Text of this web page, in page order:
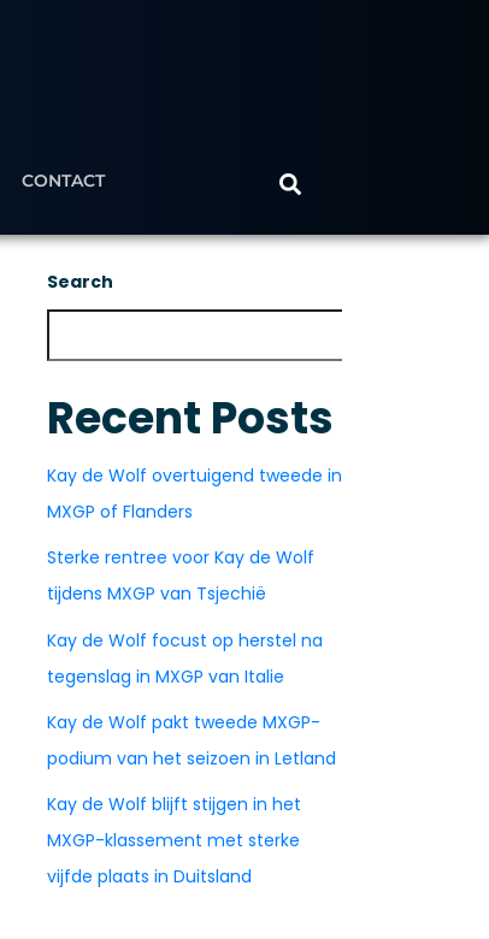
CONTACT
Search
Recent Posts
Kay de Wolf overtuigend tweede in
MXGP of Flanders
Sterke rentree voor Kay de Wolf
tijdens MXGP van Tsjechië
Kay de Wolf focust op herstel na
tegenslag in MXGP van Italie
Kay de Wolf pakt tweede MXGP-
podium van het seizoen in Letland
Kay de Wolf blijft stijgen in het
MXGP-klassement met sterke
vijfde plaats in Duitsland